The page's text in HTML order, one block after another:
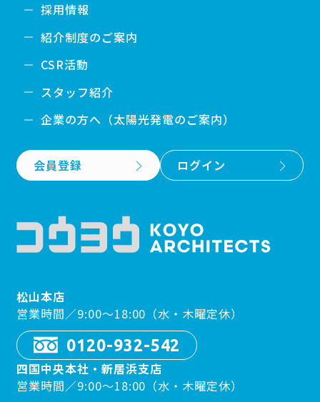
採用情報
紹介制度のご案内
CSR活動
スタッフ紹介
企業の方へ（太陽光発電のご案内）
会員登録 ログイン
松山本店
営業時間／9:00〜18:00（水・木曜定休）
0120-932-542
四国中央本社・新居浜支店
営業時間／9:00〜18:00（水・木曜定休）